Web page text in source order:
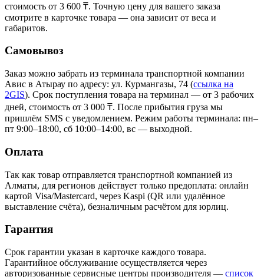
стоимость от 3 600 ₸. Точную цену для вашего заказа
смотрите в карточке товара — она зависит от веса и
габаритов.
Самовывоз
Заказ можно забрать из терминала транспортной компании
Авис в Атырау по адресу: ул. Курмангазы, 74 (ссылка на
2GIS). Срок поступления товара на терминал — от 3 рабочих
дней, стоимость от 3 000 ₸. После прибытия груза мы
пришлём SMS с уведомлением. Режим работы терминала: пн–
пт 9:00–18:00, сб 10:00–14:00, вс — выходной.
Оплата
Так как товар отправляется транспортной компанией из
Алматы, для регионов действует только предоплата: онлайн
картой Visa/Mastercard, через Kaspi (QR или удалённое
выставление счёта), безналичным расчётом для юрлиц.
Гарантия
Срок гарантии указан в карточке каждого товара.
Гарантийное обслуживание осуществляется через
авторизованные сервисные центры производителя — список